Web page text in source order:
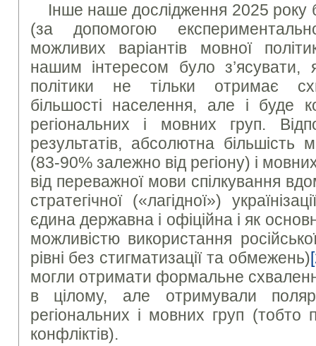
Інше наше дослідження 2025 року
(за допомогою
можливих варіантів мовної
нашим інтересом було з’ясувати,
політики не тільки отримає
більшості населення, але і буде
регіональних і мовних груп.
результатів, абсолютна більшість
(83-90% залежно від регіону) і
від переважної мови спілкування
стратегічної («лагідної»)
єдина державна і офіційна і як
можливістю використання
рівні без стигматизації та обмежень)
могли отримати формальне
в цілому, але отримували
регіональних і мовних груп (тобто
конфліктів).